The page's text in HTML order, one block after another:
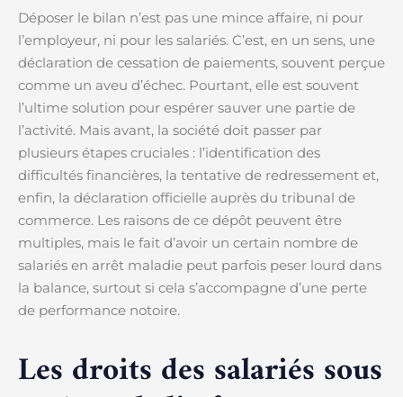
Déposer le bilan n’est pas une mince affaire, ni pour
l’employeur, ni pour les salariés. C’est, en un sens, une
déclaration de cessation de paiements, souvent perçue
comme un aveu d’échec. Pourtant, elle est souvent
l’ultime solution pour espérer sauver une partie de
l’activité. Mais avant, la société doit passer par
plusieurs étapes cruciales : l’identification des
difficultés financières, la tentative de redressement et,
enfin, la déclaration officielle auprès du tribunal de
commerce. Les raisons de ce dépôt peuvent être
multiples, mais le fait d’avoir un certain nombre de
salariés en arrêt maladie peut parfois peser lourd dans
la balance, surtout si cela s’accompagne d’une perte
de performance notoire.
Les droits des salariés sous